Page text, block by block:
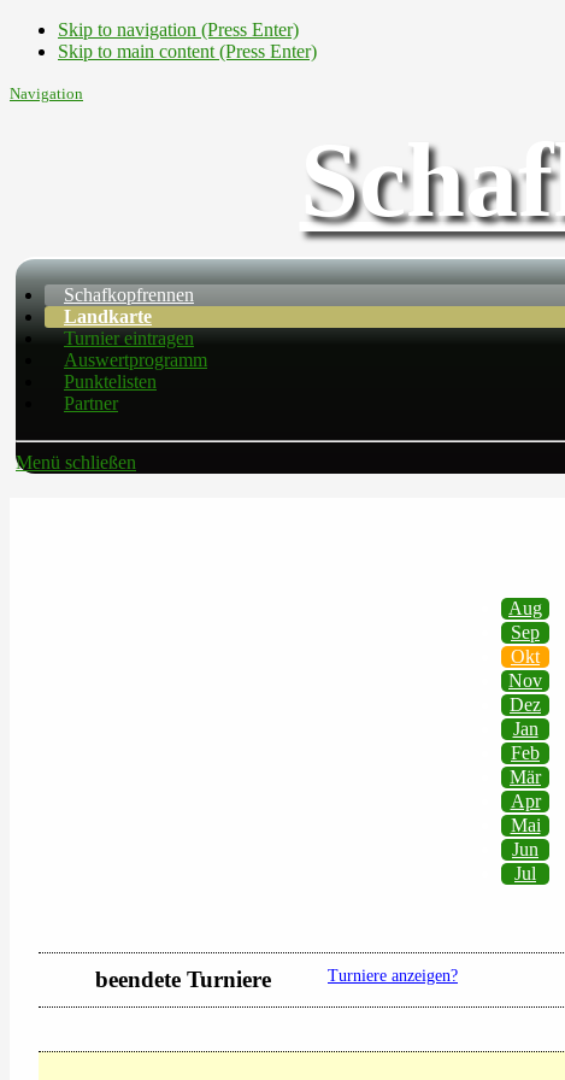
Skip to navigation (Press Enter)
Skip to main content (Press Enter)
Navigation
Schafkopfrennen
Landkarte
Turnier eintragen
Auswertprogramm
Punktelisten
Partner
Menü schließen
Aug
Sep
Okt
Nov
Dez
Jan
Feb
Mär
Apr
Mai
Jun
Jul
beendete Turniere Turniere anzeigen?